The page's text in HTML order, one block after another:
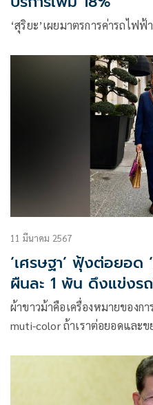
‘สุริยะ’เผยมาตรการค่ารถไฟ
11 มีนาคม 2567
‘เศรษฐา’ ฟุ้งต่อยอด
ผืนละ 1 พัน ดึงแข่งร
ผ้าขาวม้าคือเครื่องหมายของก
muti-color ถ้าเราต่อยอดและ
เป็น 1,000 บาทได้